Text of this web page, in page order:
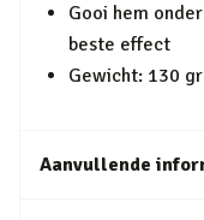
Gooi hem
beste effect
Gewicht: 130
Aanvullende